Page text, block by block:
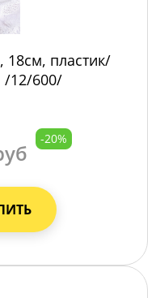
пластик/
/12/600/
-20%